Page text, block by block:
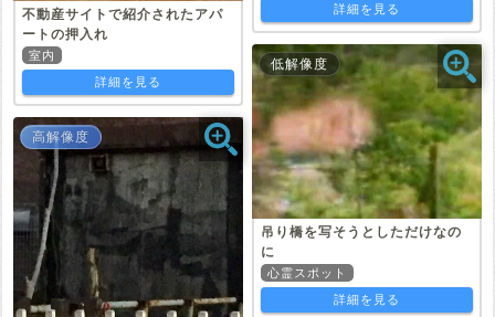
不動産サイトで紹介されたアパ
ートの押入れ
室内
詳細を見る
高解像度
詳細を見る
低解像度
吊り橋を写そうとしただけなの
に
心霊スポット
詳細を見る